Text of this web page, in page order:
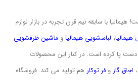
با سابقه نیم قرن تجربه در بازار لوازم
، لباسشویی هیمالیاو ماشین ظرفشویی
دست پا کرده است. در کنار این محصولات
، اجاق گازو فر توکار هم تولید می کند. فروشگاه